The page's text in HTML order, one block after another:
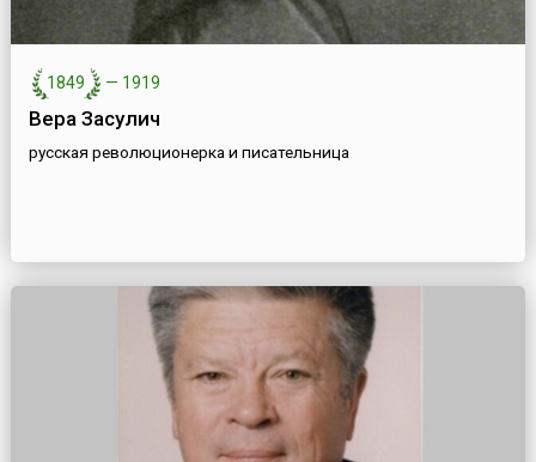
1849 — 1919
Вера Засулич
русская революционерка и писательница